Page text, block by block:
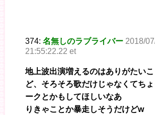
374: 名無しのラブライバー 2018/
21:55:22.22 et
地上波出演増えるのはありがたい
ど、そろそろ歌だけじゃなくてち
ークとかもしてほしいなあ
りきゃことか暴走しそうだけどw